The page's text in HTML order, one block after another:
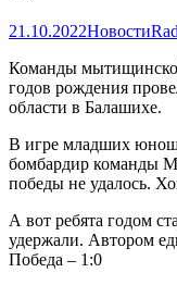
21.10.2022Новости
Команды
годов рождения
области в Балашихе.
В игре младших
бомбардир команды
победы не удалось.
А вот ребята годом
удержали. Автором
Победа – 1:0